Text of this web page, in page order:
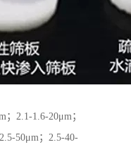
2.1-1.6-20μm；
50μm；2.5-40-